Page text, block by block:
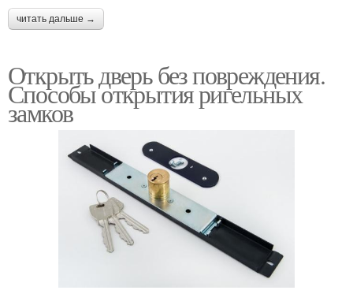
читать дальше →
Открыть дверь без повреждения.
Способы открытия ригельных
замков